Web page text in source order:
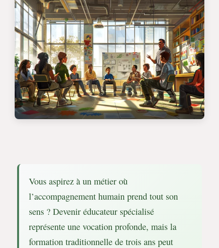
Vous aspirez à un métier où
l’accompagnement humain prend tout son
sens ? Devenir éducateur spécialisé
représente une vocation profonde, mais la
formation traditionnelle de trois ans peut